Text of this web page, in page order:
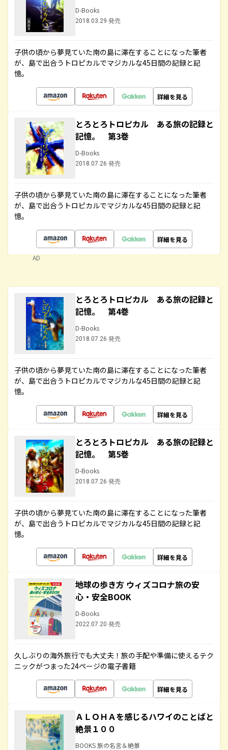
D-Books
2018.03.29 発売
子供の頃から夢見ていた南の島に滞在することになった筆者
が、島で出合うトロピカルでマジカルな45日間の記録と記
憶。
詳細を見る
とろとろトロピカル ある旅の記録と
記憶。 第3巻
D-Books
2018.07.26 発売
子供の頃から夢見ていた南の島に滞在することになった筆者
が、島で出合うトロピカルでマジカルな45日間の記録と記
憶。
詳細を見る
AD
とろとろトロピカル ある旅の記録と
記憶。 第4巻
D-Books
2018.07.26 発売
子供の頃から夢見ていた南の島に滞在することになった筆者
が、島で出合うトロピカルでマジカルな45日間の記録と記
憶。
詳細を見る
とろとろトロピカル ある旅の記録と
記憶。 第5巻
D-Books
2018.07.26 発売
子供の頃から夢見ていた南の島に滞在することになった筆者
が、島で出合うトロピカルでマジカルな45日間の記録と記
憶。
詳細を見る
地球の歩き方 ウィズコロナ旅の安
心・安全BOOK
D-Books
2022.07.20 発売
久しぶりの海外旅行でも大丈夫！旅の手配や準備に使えるテク
ニックがつまった24ページの電子書籍
詳細を見る
ＡＬＯＨＡを感じるハワイのことばと
絶景１００
BOOKS 旅の名言＆絶景